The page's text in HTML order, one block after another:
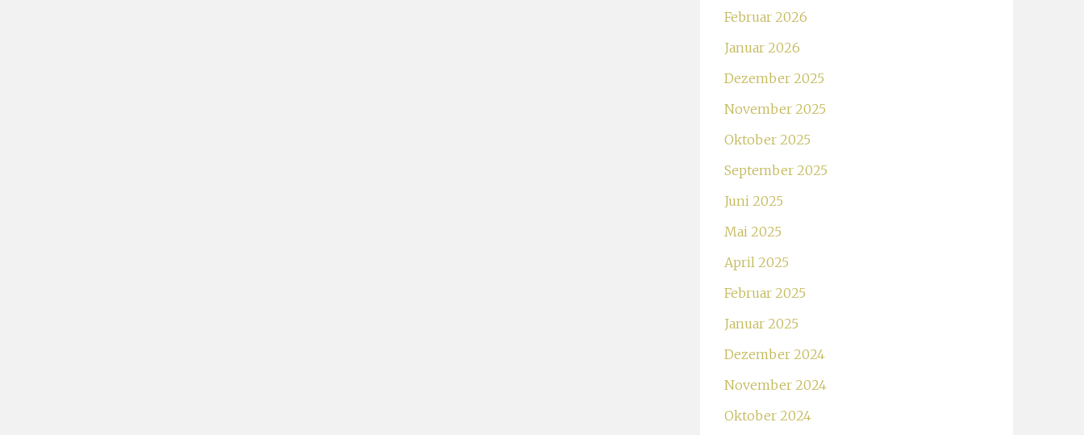
Februar 2026
Januar 2026
Dezember 2025
November 2025
Oktober 2025
September 2025
Juni 2025
Mai 2025
April 2025
Februar 2025
Januar 2025
Dezember 2024
November 2024
Oktober 2024